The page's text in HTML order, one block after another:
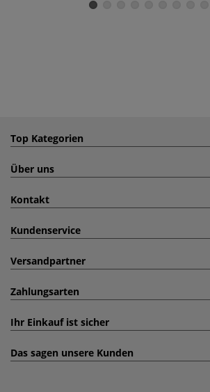
Top Kategorien
Über uns
Kontakt
Kundenservice
Versandpartner
Zahlungsarten
Ihr Einkauf ist sicher
Das sagen unsere Kunden